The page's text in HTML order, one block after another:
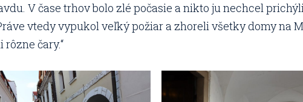
V čase trhov bolo zlé počasie a nikto ju nechcel
vtedy vypukol veľký požiar a zhoreli všetky domy na
čary.“